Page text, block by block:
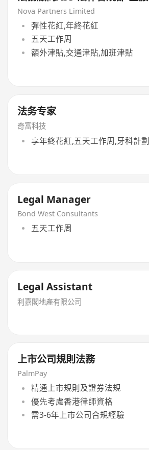
Nova Partners Limited
彈性花紅,年終花紅
五天工作周
額外津貼,交通津貼,加班津貼
法务专家
奇富科技
享年終花紅,五天工作周,牙科計劃
Legal Manager
Bond West Consultants
五天工作周
Legal Assistant
利嘉閣地產有限公司
上市公司規則法務
PalmPay
精通上市規則及證券法規
優先考慮香港律師資格
需3-6年上市公司合規經驗